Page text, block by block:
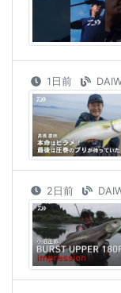
1日前
2日前